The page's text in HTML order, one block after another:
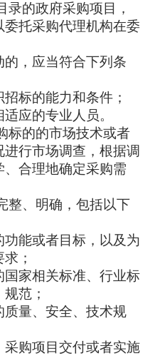
录的政府采购项目，
托采购代理机构在委
，应当符合下列条
标的能力和条件；
应的专业人员。
标的的市场技术或者
行市场调查，根据调
合理地确定采购需
整、明确，包括以下
功能或者目标，以及为
；
国家相关标准、行业标
范；
质量、安全、技术规
采购项目交付或者实施